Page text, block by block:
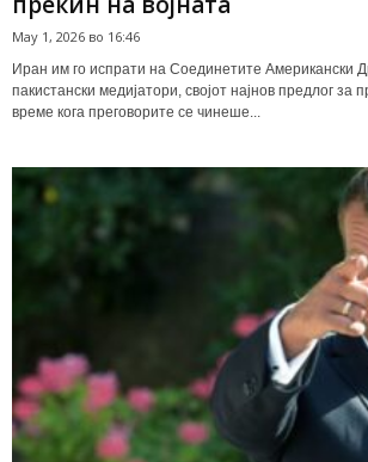
May 1, 2026 во 16:46
Иран им го испрати на Соединетите Американски
пакистански медијатори, својот најнов предлог за
време кога преговорите се чинеше...